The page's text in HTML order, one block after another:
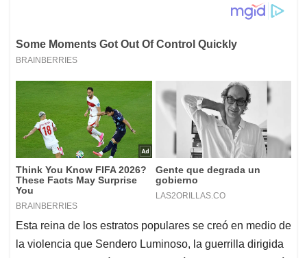
Esta reina de los estratos populares se creó en medio de
la violencia que Sendero Luminoso, la guerrilla dirigida